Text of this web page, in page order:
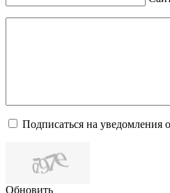
Подписаться на уведомления
Обновить